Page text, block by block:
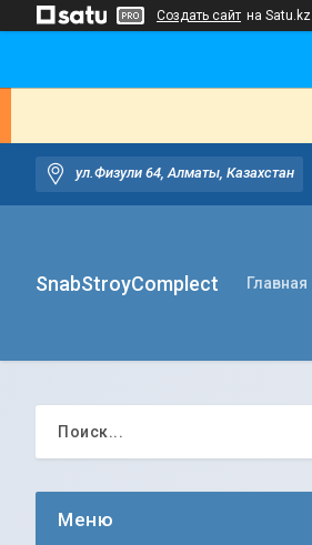
Создать сайт на Satu.kz
ул.Физули 64, Алматы, Казахстан
SnabStroyComplect Главная